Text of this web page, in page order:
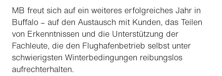
MB freut sich auf ein weiteres erfolgreiches Jahr in
Buffalo – auf den Austausch mit Kunden, das Teilen
von Erkenntnissen und die Unterstützung der
Fachleute, die den Flughafenbetrieb selbst unter
schwierigsten Winterbedingungen reibungslos
aufrechterhalten.